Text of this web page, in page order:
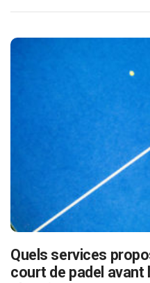
Quels services
court de padel avant